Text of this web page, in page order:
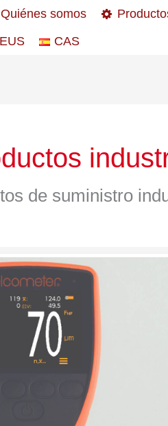
Quiénes somos
EUS
CAS
de suministro